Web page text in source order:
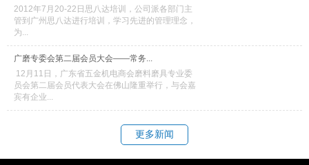
2012年7月20-22日思八达培训，公司派各部门主
管到广州思八达进行培训，学习先进的管理理念，
为...
广磨专委会第二届会员大会——常务...
12月11日，广东省五金机电商会磨料磨具专业委
员会第二届会员代表大会在佛山隆重举行，与会嘉
宾有企业...
更多新闻